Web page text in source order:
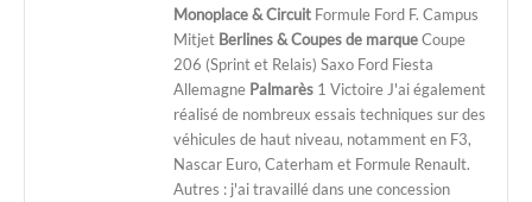
Monoplace & Circuit Formule Ford F. Campus
Mitjet Berlines & Coupes de marqueCoupe
206 (Sprint et Relais) Saxo Ford Fiesta
Allemagne Palmarès 1 Victoire J'ai également
réalisé de nombreux essais techniques sur des
véhicules de haut niveau, notamment en F3,
Nascar Euro, Caterham et Formule Renault.
Autres : j'ai travaillé dans une concession